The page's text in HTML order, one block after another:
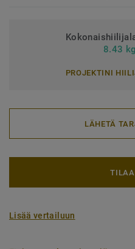
8.43
PROJEKTINI
LÄHETÄ
Lisää vertailuun